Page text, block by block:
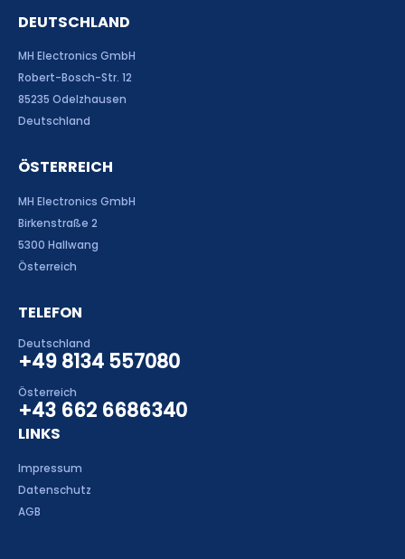
DEUTSCHLAND
MH Electronics GmbH
Robert-Bosch-Str. 12
85235 Odelzhausen
Deutschland
ÖSTERREICH
MH Electronics GmbH
Birkenstraße 2
5300 Hallwang
Österreich
TELEFON
Deutschland
+49 8134 557080
Österreich
+43 662 6686340
LINKS
Impressum
Datenschutz
AGB